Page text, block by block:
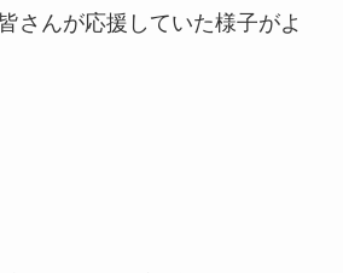
さんが応援していた様子がよ